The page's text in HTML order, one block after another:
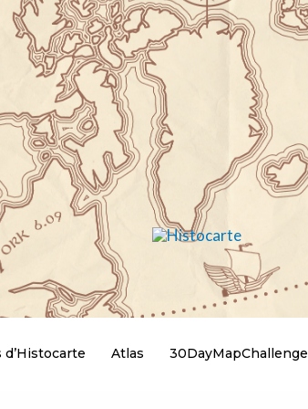
Atlas 30DayMapChallenge